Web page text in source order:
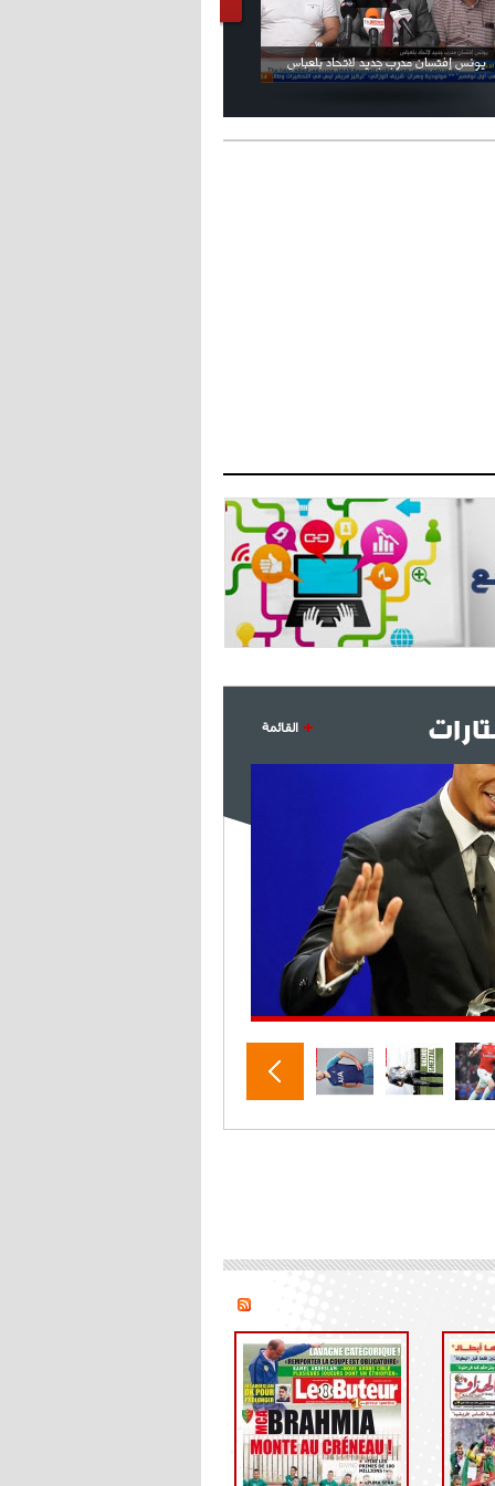
14:50
- 2021/08/04
البياسجي عرض على مبابي راتبا خياليا
أوهارا: "محرز، فودن ودي بروين..
ثلاثي من نار"
فيديو الإعلان الرسمي عن شعار بطولة كأس
العالم FIFA قطر 2022
القائمة